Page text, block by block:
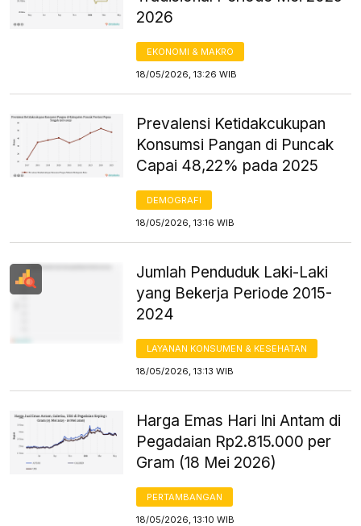
2026
EKONOMI & MAKRO
18/05/2026, 13:26 WIB
Prevalensi Ketidakcukupan
Konsumsi Pangan di Puncak
Capai 48,22% pada 2025
DEMOGRAFI
18/05/2026, 13:16 WIB
Jumlah Penduduk Laki-Laki
yang Bekerja Periode 2015-
2024
LAYANAN KONSUMEN & KESEHATAN
18/05/2026, 13:13 WIB
Harga Emas Hari Ini Antam di
Pegadaian Rp2.815.000 per
Gram (18 Mei 2026)
PERTAMBANGAN
18/05/2026, 13:10 WIB